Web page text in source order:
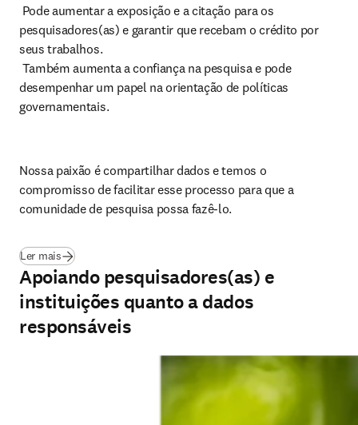
pesquisadores(as) e garantir que recebam o crédito por
seus trabalhos.
desempenhar um papel na orientação de políticas
governamentais.
Nossa paixão é compartilhar dados e temos o
compromisso de facilitar esse processo para que a
comunidade de pesquisa possa fazê-lo.
Ler mais(abre em uma nova guia/janela
Apoiando pesquisadores(as) e
instituições quanto a dados
responsáveis